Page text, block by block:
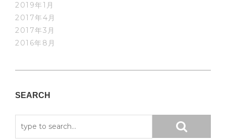
2019年1月
2017年4月
2017年3月
2016年8月
SEARCH